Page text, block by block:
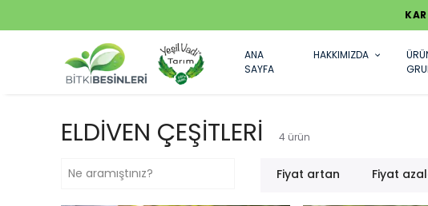
ANA
SAYFA
HAKKIMIZDA
ELDİVEN ÇEŞİTLERİ 4 ürün
Fiyat artan Fiyat